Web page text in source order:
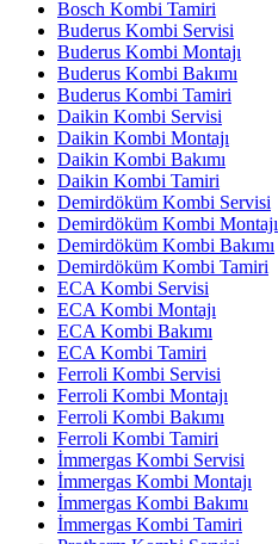
Bosch Kombi Tamiri
Buderus Kombi Servisi
Buderus Kombi Montajı
Buderus Kombi Bakımı
Buderus Kombi Tamiri
Daikin Kombi Servisi
Daikin Kombi Montajı
Daikin Kombi Bakımı
Daikin Kombi Tamiri
Demirdöküm Kombi Servisi
Demirdöküm Kombi Montajı
Demirdöküm Kombi Bakımı
Demirdöküm Kombi Tamiri
ECA Kombi Servisi
ECA Kombi Montajı
ECA Kombi Bakımı
ECA Kombi Tamiri
Ferroli Kombi Servisi
Ferroli Kombi Montajı
Ferroli Kombi Bakımı
Ferroli Kombi Tamiri
İmmergas Kombi Servisi
İmmergas Kombi Montajı
İmmergas Kombi Bakımı
İmmergas Kombi Tamiri